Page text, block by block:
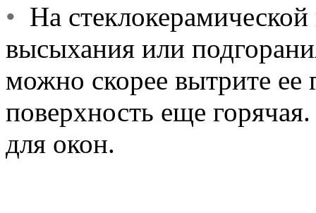
• На
высыхания или
можно скорее вытрите ее
поверхность еще
для окон.